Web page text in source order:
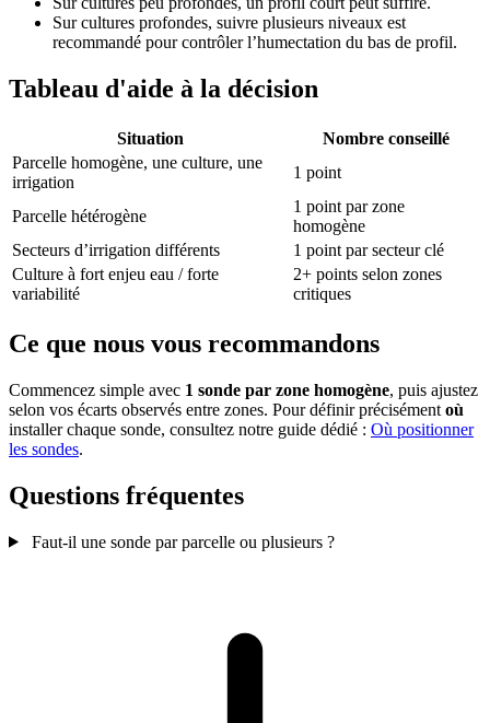
Sur cultures profondes, suivre plusieurs niveaux est
recommandé pour contrôler l’humectation du bas de profil.
Tableau d'aide à la décision
Situation
Nombre conseillé
Parcelle homogène, une culture, une
irrigation
1 point
Parcelle hétérogène
1 point par zone
homogène
Secteurs d’irrigation différents
1 point par secteur clé
Culture à fort enjeu eau / forte
variabilité
2+ points selon zones
critiques
Ce que nous vous recommandons
Commencez simple avec 1 sonde par zone homogène, puis ajustez
selon vos écarts observés entre zones. Pour définir précisément où
installer chaque sonde, consultez notre guide dédié : Où positionner
les sondes.
Questions fréquentes
Faut-il une sonde par parcelle ou plusieurs ?